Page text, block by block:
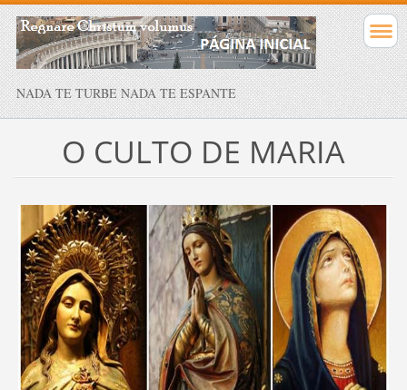
NADA TE TURBE NADA TE ESPANTE
O CULTO DE MARIA